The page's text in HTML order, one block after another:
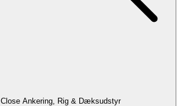
Close Ankering, Rig & Dæksudstyr